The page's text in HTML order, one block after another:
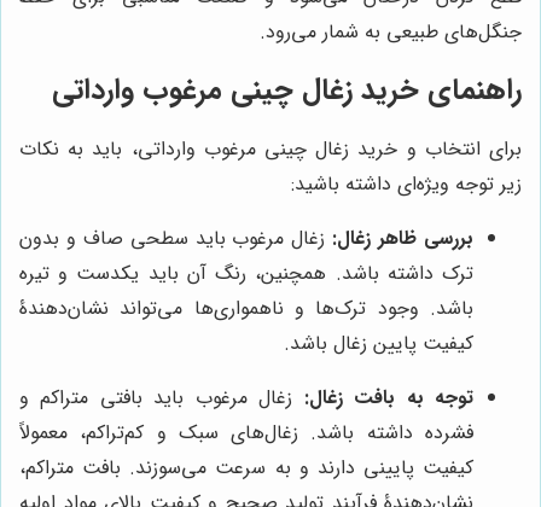
جنگل‌های طبیعی به شمار می‌رود.
راهنمای خرید زغال چینی مرغوب وارداتی
برای انتخاب و خرید زغال چینی مرغوب وارداتی، باید به نکات
زیر توجه ویژه‌ای داشته باشید:
بررسی ظاهر زغال: زغال مرغوب باید سطحی صاف و بدون
ترک داشته باشد. همچنین، رنگ آن باید یکدست و تیره
باشد. وجود ترک‌ها و ناهمواری‌ها می‌تواند نشان‌دهندۀ
کیفیت پایین زغال باشد.
توجه به بافت زغال: زغال مرغوب باید بافتی متراکم و
فشرده داشته باشد. زغال‌های سبک و کم‌تراکم، معمولاً
کیفیت پایینی دارند و به سرعت می‌سوزند. بافت متراکم،